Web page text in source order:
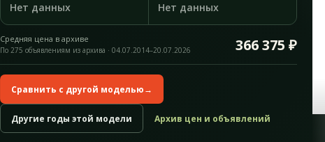
Нет данных Нет данных
Средняя цена в архиве 366 375 ₽
По 275 объявлениям из архива · 04.07.2014–20.07.2026
Сравнить с другой моделью→
Другие годы этой модели Архив цен и объявлений